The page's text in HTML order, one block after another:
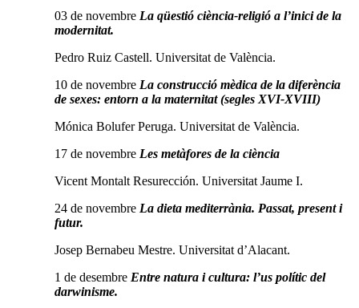
03 de novembre La qüestió ciència-religió a l’inici de la
modernitat.
Pedro Ruiz Castell. Universitat de València.
10 de novembre La construcció mèdica de la diferència
de sexes: entorn a la maternitat (segles XVI-XVIII)
Mónica Bolufer Peruga. Universitat de València.
17 de novembre Les metàfores de la ciència
Vicent Montalt Resurección. Universitat Jaume I.
24 de novembre La dieta mediterrània. Passat, present i
futur.
Josep Bernabeu Mestre. Universitat d’Alacant.
1 de desembre Entre natura i cultura: l’us polític del
darwinisme.